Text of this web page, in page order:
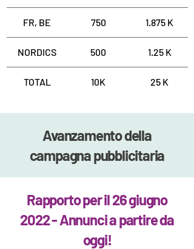
FR, BE 750 1.875 K
NORDICS 500 1.25 K
TOTAL 10K 25 K
Avanzamento della
campagna pubblicitaria
Rapporto per il 26 giugno
2022 - Annunci a partire da
oggi!